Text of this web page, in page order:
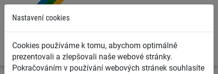
Nastavení cookies
Cookies používáme k tomu, abychom optimálně
prezentovali a zlepšovali naše webové stránky.
Pokračováním v používání webových stránek souhlasíte